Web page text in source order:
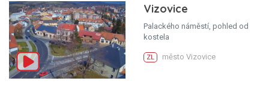
Vizovice
Palackého náměstí, pohled od
kostela
ZL město Vizovice